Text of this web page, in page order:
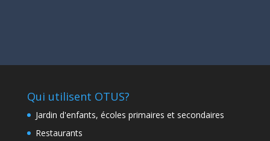
Qui utilisent OTUS?
Jardin d'enfants, écoles primaires et secondaires
Restaurants